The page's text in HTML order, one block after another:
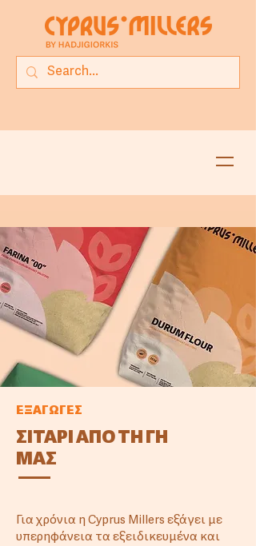
ΕΞΑΓΩΓΕΣ
ΣΙΤΑΡΙ ΑΠΟ ΤΗ ΓΗ
ΜΑΣ
Για χρόνια η Cyprus Millers εξάγει με
υπερηφάνεια τα εξειδικευμένα και